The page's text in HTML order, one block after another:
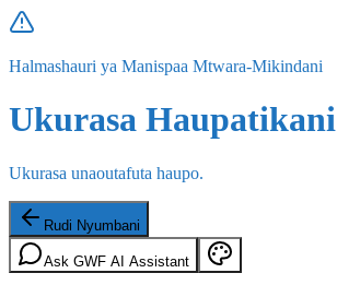
Halmashauri ya Manispaa Mtwara-Mikindani
Ukurasa Haupatikani
Ukurasa unaoutafuta haupo.
Rudi Nyumbani
Ask GWF AI Assistant